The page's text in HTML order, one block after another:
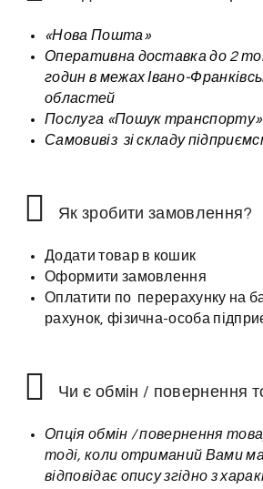
«Нова Пошта»
Оперативна доставка до 2
годин в межах Івано-
областей
Послуга «Пошук транспорту»
Самовивіз зі складу
Як зробити замовлення?
Додати товар в кошик
Оформити замовлення
Оплатити по перерахунку на
рахунок, фізична-особа
Чи є обмін / повернення
Опція обмін / повернення
тоді, коли отриманий Вами
відповідає опису згідно з